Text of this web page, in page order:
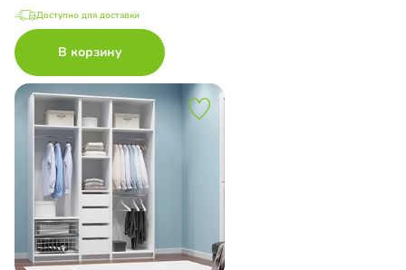
Доступно для доставки
В корзину